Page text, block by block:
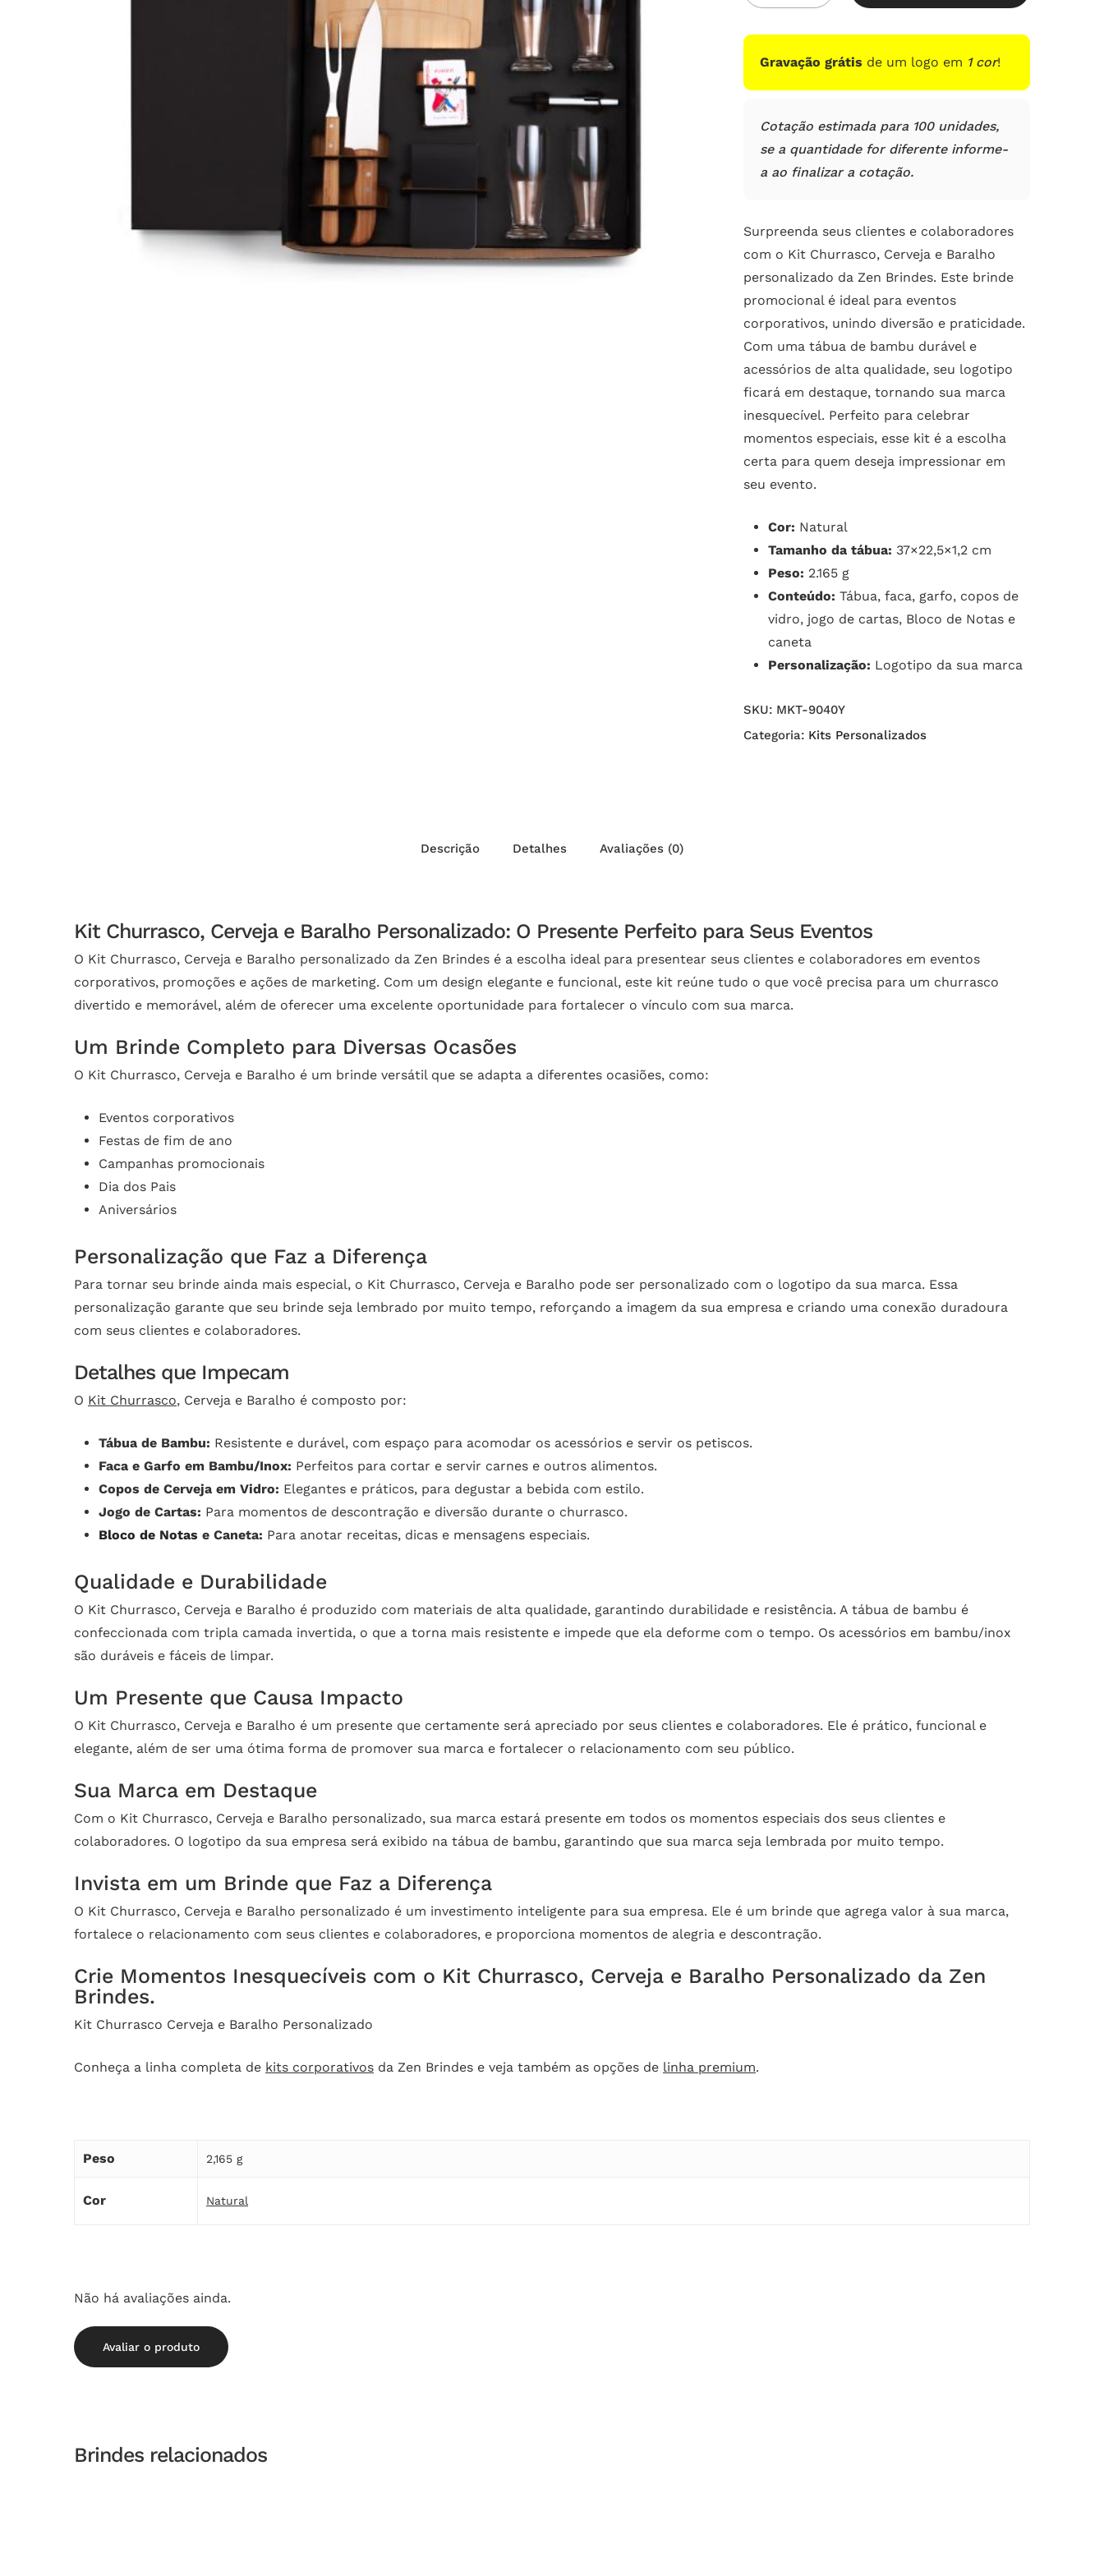
Gravação grátis de um logo em 1 cor!
Cotação estimada para 100 unidades,
se a quantidade for diferente informe-
a ao finalizar a cotação.
Surpreenda seus clientes e colaboradores
com o Kit Churrasco, Cerveja e Baralho
personalizado da Zen Brindes. Este brinde
promocional é ideal para eventos
corporativos, unindo diversão e praticidade.
Com uma tábua de bambu durável e
acessórios de alta qualidade, seu logotipo
ficará em destaque, tornando sua marca
inesquecível. Perfeito para celebrar
momentos especiais, esse kit é a escolha
certa para quem deseja impressionar em
seu evento.
Cor: Natural
Tamanho da tábua: 37×22,5×1,2 cm
Peso: 2.165 g
Conteúdo: Tábua, faca, garfo, copos de
vidro, jogo de cartas, Bloco de Notas e
caneta
Personalização: Logotipo da sua marca
SKU: MKT-9040Y
Categoria: Kits Personalizados
Descrição Detalhes Avaliações (0)
Kit Churrasco, Cerveja e Baralho Personalizado: O Presente Perfeito para Seus Eventos
O Kit Churrasco, Cerveja e Baralho personalizado da Zen Brindes é a escolha ideal para presentear seus clientes e colaboradores em eventos
corporativos, promoções e ações de marketing. Com um design elegante e funcional, este kit reúne tudo o que você precisa para um churrasco
divertido e memorável, além de oferecer uma excelente oportunidade para fortalecer o vínculo com sua marca.
Um Brinde Completo para Diversas Ocasões
O Kit Churrasco, Cerveja e Baralho é um brinde versátil que se adapta a diferentes ocasiões, como:
Eventos corporativos
Festas de fim de ano
Campanhas promocionais
Dia dos Pais
Aniversários
Personalização que Faz a Diferença
Para tornar seu brinde ainda mais especial, o Kit Churrasco, Cerveja e Baralho pode ser personalizado com o logotipo da sua marca. Essa
personalização garante que seu brinde seja lembrado por muito tempo, reforçando a imagem da sua empresa e criando uma conexão duradoura
com seus clientes e colaboradores.
Detalhes que Impecam
O Kit Churrasco, Cerveja e Baralho é composto por:
Tábua de Bambu: Resistente e durável, com espaço para acomodar os acessórios e servir os petiscos.
Faca e Garfo em Bambu/Inox: Perfeitos para cortar e servir carnes e outros alimentos.
Copos de Cerveja em Vidro: Elegantes e práticos, para degustar a bebida com estilo.
Jogo de Cartas: Para momentos de descontração e diversão durante o churrasco.
Bloco de Notas e Caneta: Para anotar receitas, dicas e mensagens especiais.
Qualidade e Durabilidade
O Kit Churrasco, Cerveja e Baralho é produzido com materiais de alta qualidade, garantindo durabilidade e resistência. A tábua de bambu é
confeccionada com tripla camada invertida, o que a torna mais resistente e impede que ela deforme com o tempo. Os acessórios em bambu/inox
são duráveis e fáceis de limpar.
Um Presente que Causa Impacto
O Kit Churrasco, Cerveja e Baralho é um presente que certamente será apreciado por seus clientes e colaboradores. Ele é prático, funcional e
elegante, além de ser uma ótima forma de promover sua marca e fortalecer o relacionamento com seu público.
Sua Marca em Destaque
Com o Kit Churrasco, Cerveja e Baralho personalizado, sua marca estará presente em todos os momentos especiais dos seus clientes e
colaboradores. O logotipo da sua empresa será exibido na tábua de bambu, garantindo que sua marca seja lembrada por muito tempo.
Invista em um Brinde que Faz a Diferença
O Kit Churrasco, Cerveja e Baralho personalizado é um investimento inteligente para sua empresa. Ele é um brinde que agrega valor à sua marca,
fortalece o relacionamento com seus clientes e colaboradores, e proporciona momentos de alegria e descontração.
Crie Momentos Inesquecíveis com o Kit Churrasco, Cerveja e Baralho Personalizado da Zen
Brindes.
Kit Churrasco Cerveja e Baralho Personalizado
Conheça a linha completa de kits corporativos da Zen Brindes e veja também as opções de linha premium.
Peso 2,165 g
Cor Natural
Não há avaliações ainda.
Avaliar o produto
Brindes relacionados